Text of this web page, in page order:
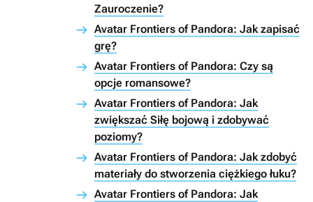
Zauroczenie?
Avatar Frontiers of Pandora: Jak zapisać
grę?
Avatar Frontiers of Pandora: Czy są
opcje romansowe?
Avatar Frontiers of Pandora: Jak
zwiększać Siłę bojową i zdobywać
poziomy?
Avatar Frontiers of Pandora: Jak zdobyć
materiały do stworzenia ciężkiego łuku?
Avatar Frontiers of Pandora: Jak